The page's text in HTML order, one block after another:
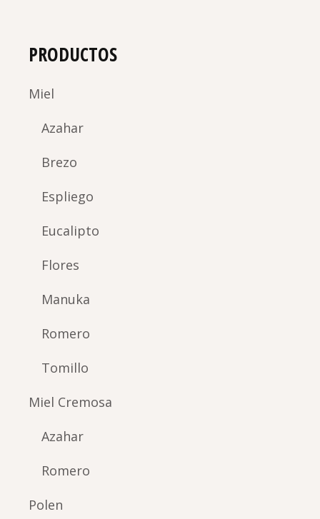
PRODUCTOS
Miel
Azahar
Brezo
Espliego
Eucalipto
Flores
Manuka
Romero
Tomillo
Miel Cremosa
Azahar
Romero
Polen